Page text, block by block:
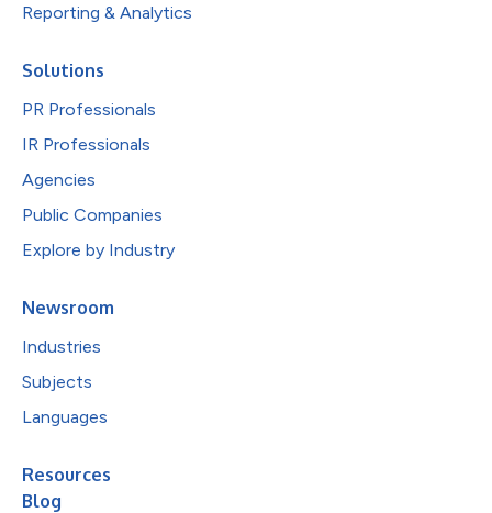
Reporting & Analytics
Solutions
PR Professionals
IR Professionals
Agencies
Public Companies
Explore by Industry
Newsroom
Industries
Subjects
Languages
Resources
Blog